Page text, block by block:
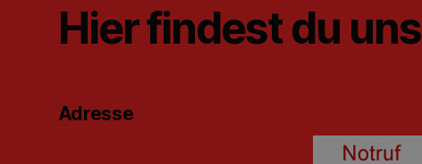
Hier findest du uns
Adresse